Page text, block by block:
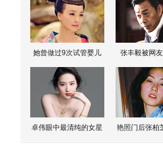
她曾做过9次试管婴儿 张丰毅被网
卓伟眼中最清纯的女星 艳照门后张柏